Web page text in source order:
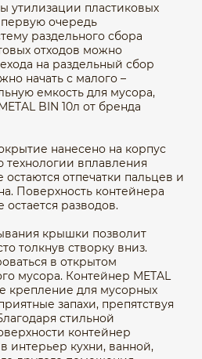
утилизации пластиковых
очередь
раздельного сбора
отходов можно
на раздельный сбор
начать с малого –
емкость для мусора,
BIN 10л от бренда
нанесено на корпус
вплавления
остаются отпечатки пальцев и
Поверхность контейнера
остается разводов.
крышки позволит
толкнув створку вниз.
в открытом
мусора. Контейнер METAL
крепление для мусорных
запахи, препятствуя
стильной
контейнер
интерьер кухни, ванной,